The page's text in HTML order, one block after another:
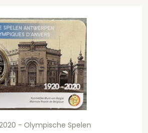
- Olympische Spelen